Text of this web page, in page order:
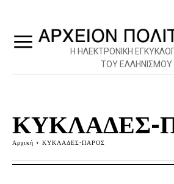
Η ΗΛΕΚΤΡΟΝΙΚΗ
ΤΟΥ ΕΛΛΗΝΙΣΜΟΥ
ΚΥΚΛΑΔΕΣ-
Αρχική ΚΥΚΛΑΔΕΣ-ΠΑΡΟΣ